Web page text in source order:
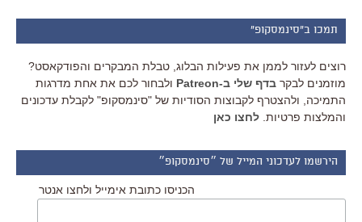
תמכו ב"סינמסקופ"
רוצים לעזור לממן את פעילות הבלוג, טבלת המבקרים והפודקאסט?
מוזמנים לבקר בדף שלי ב-Patreon
ולבחור לכם את אחת מדרגות
התמיכה, ולהצטרף לקבוצות הסודיות של "סינמסקופ" לקבלת עדכונים
והמלצות פרטיות. לחצו כאן
הירשמו לעדכוני המייל של ״סינמסקופ״
הכניסו כתובת אימייל ולחצו אנטר